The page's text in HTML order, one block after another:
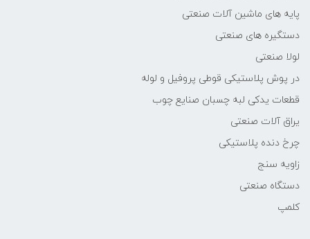
پایه های ماشین آلات صنعتی
دستگیره های صنعتی
لولا صنعتی
در پوش پلاستیکی قوطی پروفیل و لوله
قطعات یدکی لبه چسبان صنایع چوب
یراق آلات صنعتی
چرخ دنده پلاستیکی
زاویه سنج
دستگاه صنعتی
کلمپ